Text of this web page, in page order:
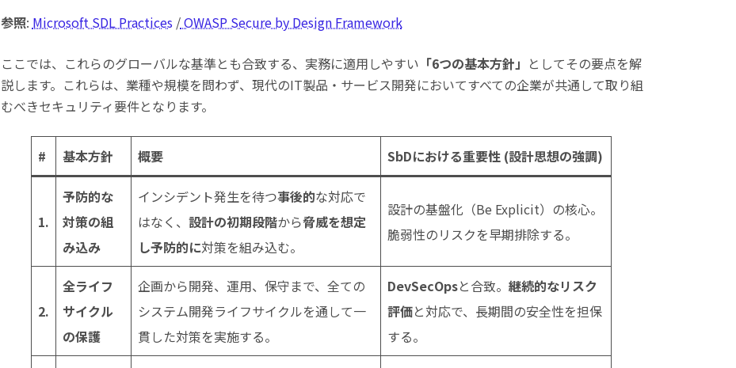
参照: Microsoft SDL Practices /OWASP Secure by Design Framework
ここでは、これらのグローバルな基準とも合致する、実務に適用しやすい 「6つの基本方針」 としてその要点を解
説します。これらは、業種や規模を問わず、現代のIT製品・サービス開発においてすべての企業が共通して取り組
むべきセキュリティ要件となります。
# 基本方針 概要 SbDにおける重要性 (設計思想の強調)
1.
予防的な
対策の組
み込み
インシデント発生を待つ事後的な対応で
はなく、 設計の初期段階から脅威を想定
し予防的に対策を組み込む。
設計の基盤化（Be Explicit）の核心。
脆弱性のリスクを早期排除する。
2.
全ライフ
サイクル
の保護
企画から開発、運用、保守まで、全ての
システム開発ライフサイクルを通して一
貫した対策を実施する。
DevSecOpsと合致。 継続的なリスク
評価と対応で、長期間の安全性を担保
する。